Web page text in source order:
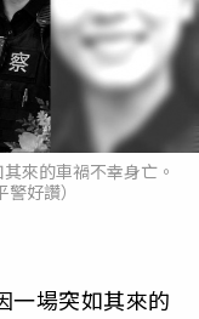
來的車禍不幸身亡。
好讚）
一場突如其來的